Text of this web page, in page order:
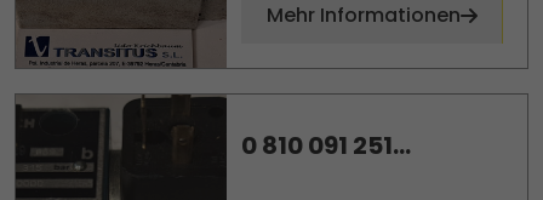
Mehr Informationen
0 810 091 251...